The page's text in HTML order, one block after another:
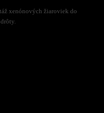
xenónových žiaroviek do